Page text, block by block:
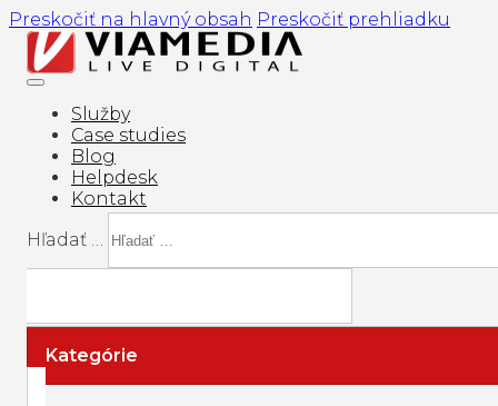
Preskočiť na hlavný obsah Preskočiť prehliadku
Služby
Case studies
Blog
Helpdesk
Kontakt
Hľadať …
Kategórie